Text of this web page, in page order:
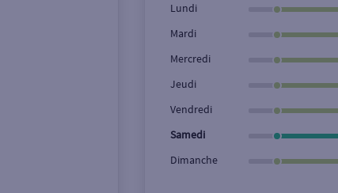
Rue
Lundi
Mardi
Mercredi
Jeudi
Vendredi
Samedi
Dimanche